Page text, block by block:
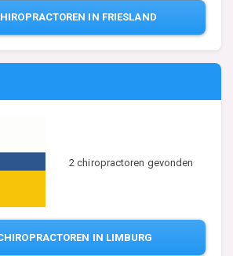
IN FRIESLAND
2 chiropractoren gevonden
IN LIMBURG